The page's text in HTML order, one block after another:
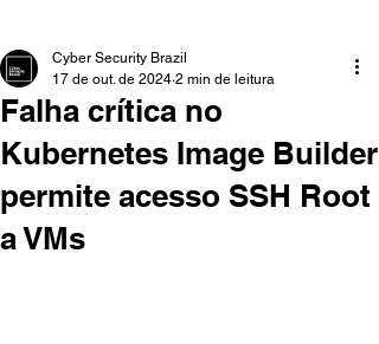
Falha crítica no
Kubernetes Image Builder
permite acesso SSH Root
a VMs
Cyber Security Brazil
17 de out. de 2024 2 min de leitura